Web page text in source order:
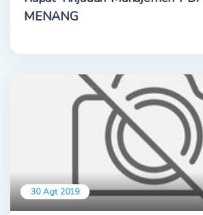
MENANG
30 Agt 2019